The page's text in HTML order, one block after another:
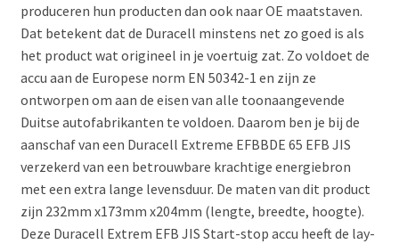
produceren hun producten dan ook naar OE maatstaven.
Dat betekent dat de Duracell minstens net zo goed is als
het product wat origineel in je voertuig zat. Zo voldoet de
accu aan de Europese norm EN 50342-1 en zijn ze
ontworpen om aan de eisen van alle toonaangevende
Duitse autofabrikanten te voldoen. Daarom ben je bij de
aanschaf van een Duracell Extreme EFBBDE 65 EFB JIS
verzekerd van een betrouwbare krachtige energiebron
met een extra lange levensduur. De maten van dit product
zijn 232mm x173mm x204mm (lengte, breedte, hoogte).
Deze Duracell Extrem EFB JIS Start-stop accu heeft de lay-